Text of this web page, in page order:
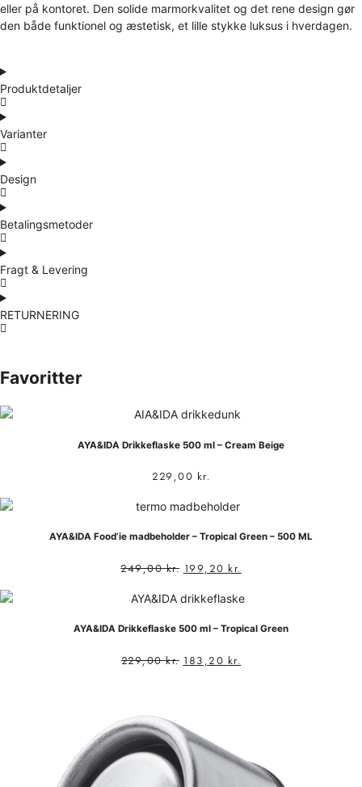
eller på kontoret. Den solide marmorkvalitet og det rene design gør
den både funktionel og æstetisk, et lille stykke luksus i hverdagen.
Produktdetaljer
Varianter
Design
Betalingsmetoder
Fragt & Levering
RETURNERING
Favoritter
AYA&IDA Drikkeflaske 500 ml – Cream Beige
229,00 kr.
AYA&IDA Food’ie madbeholder – Tropical Green – 500 ML
249,00kr. 199,20 kr.
AYA&IDA Drikkeflaske 500 ml – Tropical Green
229,00kr. 183,20 kr.